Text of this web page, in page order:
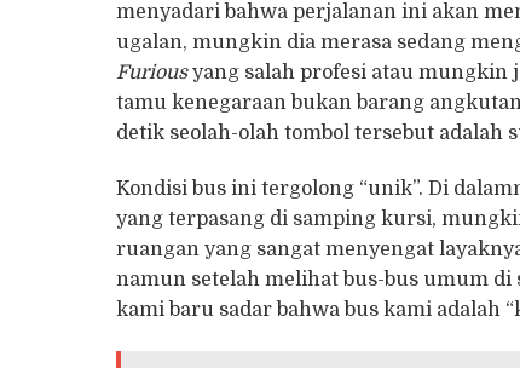
menyadari bahwa perjalanan ini akan
ugalan, mungkin dia merasa sedang
Furiousyang salah profesi atau mungkin
tamu kenegaraan bukan barang
detik seolah-olah tombol tersebut adalah
​Kondisi bus ini tergolong “unik”. Di
yang terpasang di samping kursi,
ruangan yang sangat menyengat
namun setelah melihat bus-bus umum di
kami baru sadar bahwa bus kami adalah